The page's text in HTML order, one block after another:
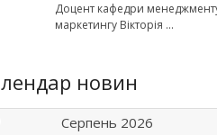
Доцент кафедри
маркетингу Вікторія
новин
Серпень 2026